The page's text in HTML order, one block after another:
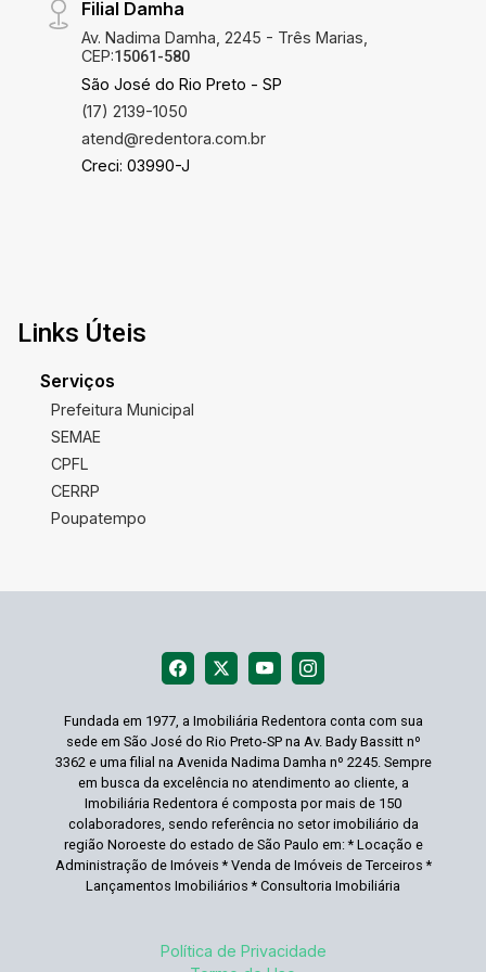
Filial Damha
Av. Nadima Damha, 2245 - Três Marias,
CEP:15061-580
São José do Rio Preto - SP
(17) 2139-1050
atend@redentora.com.br
Creci: 03990-J
Links Úteis
Serviços
Prefeitura Municipal
SEMAE
CPFL
CERRP
Poupatempo
Fundada em 1977, a Imobiliária Redentora conta com sua
sede em São José do Rio Preto-SP na Av. Bady Bassitt nº
3362 e uma filial na Avenida Nadima Damha nº 2245. Sempre
em busca da excelência no atendimento ao cliente, a
Imobiliária Redentora é composta por mais de 150
colaboradores, sendo referência no setor imobiliário da
região Noroeste do estado de São Paulo em: * Locação e
Administração de Imóveis * Venda de Imóveis de Terceiros *
Lançamentos Imobiliários * Consultoria Imobiliária
Política de Privacidade